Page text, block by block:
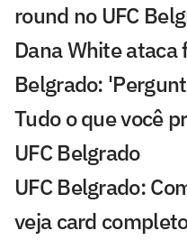
round no UFC
Dana White ataca
Belgrado:
Tudo o que você
UFC Belgrado
UFC Belgrado:
veja card